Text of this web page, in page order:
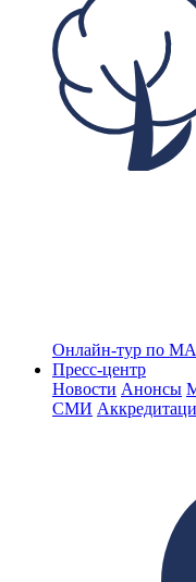
Онлайн-тур по
Пресс-центр
Новости Анонсы
СМИ